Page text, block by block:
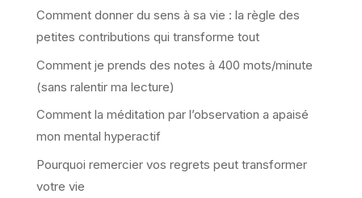
Comment donner du sens à sa vie : la règle des
petites contributions qui transforme tout
Comment je prends des notes à 400 mots/minute
(sans ralentir ma lecture)
Comment la méditation par l’observation a apaisé
mon mental hyperactif
Pourquoi remercier vos regrets peut transformer
votre vie